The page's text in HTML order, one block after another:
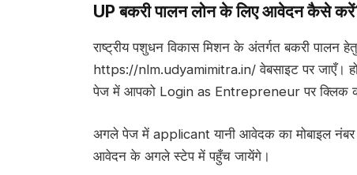
UP बकरी पालन लोन के लिए आवेदन कैसे
राष्ट्रीय पशुधन विकास मिशन के अंतर्गत बकरी
https://nlm.udyamimitra.in/ वेबसाइट पर जाएँ।
पेज में आपको Login as Entrepreneur पर क्लिक
अगले पेज में applicant यानी आवेदक का मोबाइल नंबर
आवेदन के अगले स्टेप में पहुँच जायेंगे।